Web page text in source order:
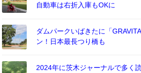
自動車は右折入庫もOKに
ダムパークいばきたに「
ン！日本最長つり橋も
2024年に茨木ジャーナルで多く